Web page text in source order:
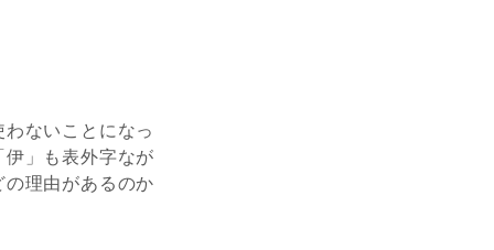
ないことになっ
」も表外字なが
理由があるのか